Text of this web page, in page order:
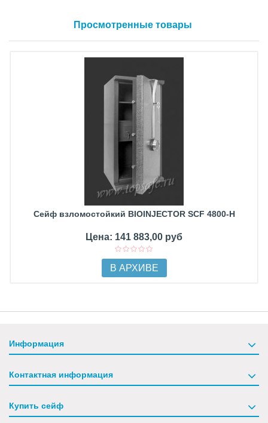
Просмотренные товары
Сейф взломостойкий BIOINJECTOR SCF 4800-H
Цена: 141 883,00 руб
В АРХИВЕ
Информация
Контактная информация
Купить сейф